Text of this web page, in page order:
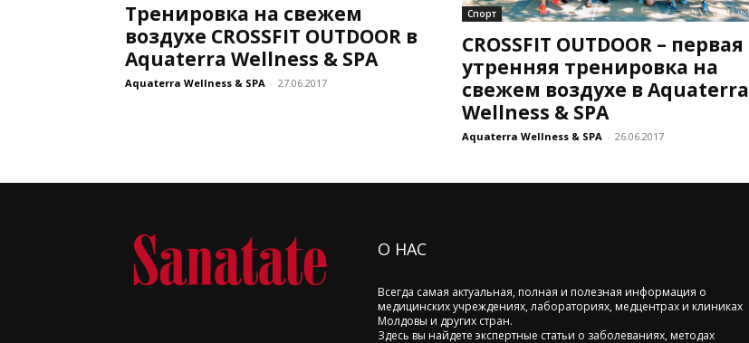
Тренировка на свежем
воздухе CROSSFIT OUTDOOR в
Aquaterra Wellness & SPA
Aquaterra Wellness & SPA - 27.06.2017
Спорт
CROSSFIT OUTDOOR – первая
утренняя тренировка на
свежем воздухе в Aquaterra
Wellness & SPA
Aquaterra Wellness & SPA - 26.06.2017
О НАС
Всегда самая актуальная, полная и полезная информация о
медицинских учреждениях, лабораториях, медцентрах и клиниках
Молдовы и других стран.
Здесь вы найдете экспертные статьи о заболеваниях, методах